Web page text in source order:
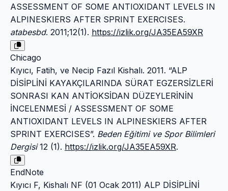
ASSESSMENT OF SOME ANTIOXIDANT LEVELS IN
ALPINESKIERS AFTER SPRINT EXERCISES.
atabesbd. 2011;12(1). https://izlik.org/JA35EA59XR
Chicago
Kıyıcı, Fatih, ve Necip Fazıl Kishalı. 2011. “ALP
DİSİPLİNİ KAYAKÇILARINDA SÜRAT EGZERSİZLERİ
SONRASI KAN ANTİOKSİDAN DÜZEYLERİNİN
İNCELENMESİ / ASSESSMENT OF SOME
ANTIOXIDANT LEVELS IN ALPINESKIERS AFTER
SPRINT EXERCISES”. Beden Eğitimi ve Spor Bilimleri
Dergisi12 (1). https://izlik.org/JA35EA59XR.
EndNote
Kıyıcı F, Kishalı NF (01 Ocak 2011) ALP DİSİPLİNİ